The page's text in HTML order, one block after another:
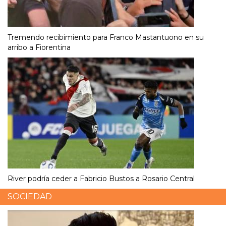
Tremendo recibimiento para Franco Mastantuono en su
arribo a Fiorentina
River podría ceder a Fabricio Bustos a Rosario Central
SOCIEDAD